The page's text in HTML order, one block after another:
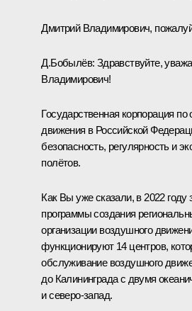
Дмитрий Владимирович,
Д.Бобылёв: Здравствуйте,
Владимирович!
Государственная корпорация по
движения в Российской
безопасность, регулярность и
полётов.
Как Вы уже сказали, в 2022
программы создания
организации воздушного
функционируют 14 центров,
обслуживание воздушного
до Калининграда с двумя
и северо-запад.